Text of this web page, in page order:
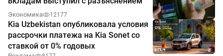
Экономика 12177
Kia Uzbekistan опубликовала условия
рассрочки платежа на Kia Sonet со
ставкой от 0% годовых